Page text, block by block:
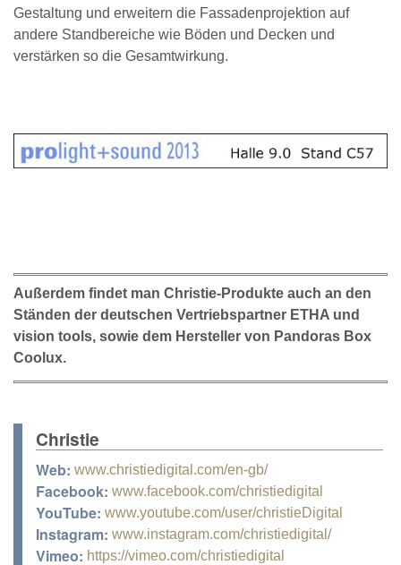
Gestaltung und erweitern die Fassadenprojektion auf
andere Standbereiche wie Böden und Decken und
verstärken so die Gesamtwirkung.
Außerdem findet man Christie-Produkte auch an den
Ständen der deutschen Vertriebspartner ETHA und
vision tools, sowie dem Hersteller von Pandoras Box
Coolux.
Christie
Web: www.christiedigital.com/en-gb/
Facebook: www.facebook.com/christiedigital
YouTube: www.youtube.com/user/christieDigital
Instagram: www.instagram.com/christiedigital/
Vimeo: https://vimeo.com/christiedigital